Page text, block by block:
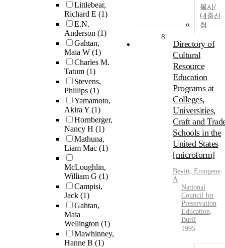
Littlebear,
Richard E (1)
E.N.
Anderson (1)
Gahtan,
Maia W (1)
Charles M.
Tatum (1)
Stevens,
Phillips (1)
Yamamoto,
Akira Y (1)
Hornberger,
Nancy H (1)
Mathuna,
Liam Mac (1)
McLoughlin,
William G (1)
Campisi,
Jack (1)
Gahtan,
Maia
Wellington (1)
Mawhinney,
Hanne B (1)
복사/
대출신
청
8
Directory of
Cultural
Resource
Education
Programs at
Colleges,
Universities,
Craft and
Schools in the
United States
[microform]
Bevitt, Emogene
A
National
Council for
Preservation
Education,
Burli
1995